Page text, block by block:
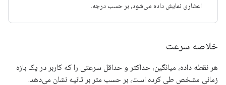
اعشاری نمایش داده می‌شود، بر حسب درجه.
خلاصه سرعت
هر نقطه داده، میانگین، حداکثر و حداقل سرعتی را که کاربر در یک بازه
زمانی مشخص طی کرده است، بر حسب متر بر ثانیه نشان می‌دهد.